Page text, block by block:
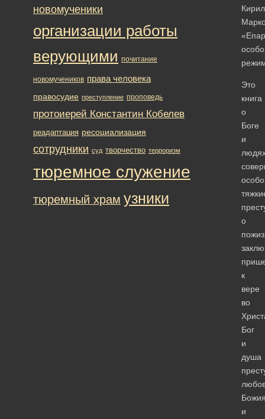
Это
книга
о
Боге
и
особо
о
к
вере
во
Бог
и
душа
и
новомученики
организации работы
верующими почитание
новомучеников права человека
правосудие преступление проповедь
протоиерей Константин Кобелев
реадаптация ресоциализация
сотрудники суд творчество терроризм
тюремное служение
тюремный храм узники